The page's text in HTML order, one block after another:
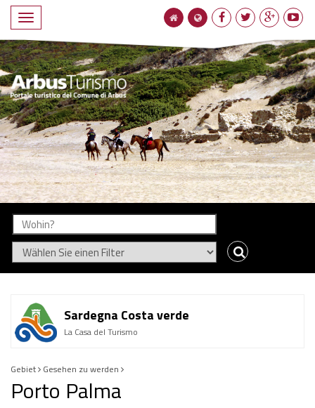
Compact
navigation
Sardegna Costa verde
La Casa del Turismo
Gebiet Gesehen zu werden
Porto Palma